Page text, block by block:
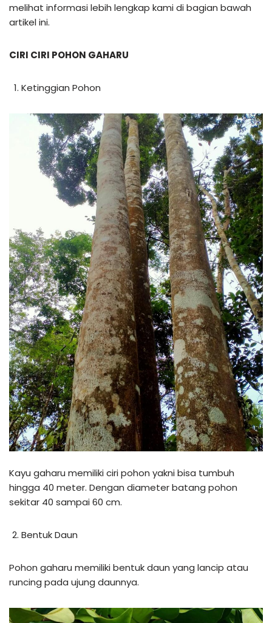
melihat informasi lebih lengkap kami di bagian bawah
artikel ini.
CIRI CIRI POHON GAHARU
Ketinggian Pohon
Kayu gaharu memiliki ciri pohon yakni bisa tumbuh
hingga 40 meter. Dengan diameter batang pohon
sekitar 40 sampai 60 cm.
Bentuk Daun
Pohon gaharu memiliki bentuk daun yang lancip atau
runcing pada ujung daunnya.